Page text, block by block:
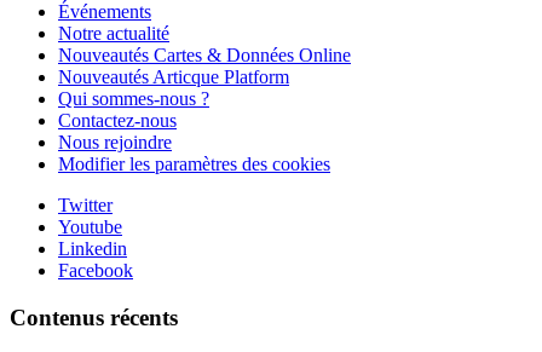
Événements
Notre actualité
Nouveautés Cartes & Données Online
Nouveautés Articque Platform
Qui sommes-nous ?
Contactez-nous
Nous rejoindre
Modifier les paramètres des cookies
Twitter
Youtube
Linkedin
Facebook
Contenus récents